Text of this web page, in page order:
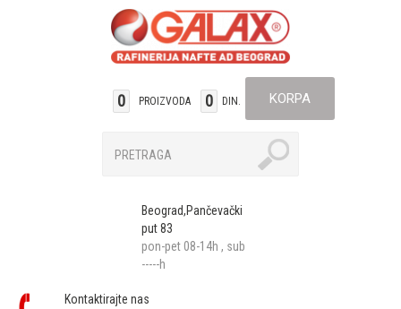
0 PROIZVODA 0 DIN. KORPA
Beograd,Pančevački
put 83
pon-pet 08-14h , sub
-----h
Kontaktirajte nas